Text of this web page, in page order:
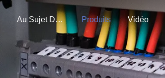
Au Sujet De Nous Produits Vidéo